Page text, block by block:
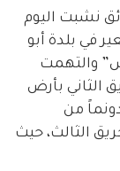
نشبت اليوم
في بلدة أبو
والتهمت
الثاني بأرض
بموقع “الجبلة” وحرقت النيران 30 دونماً من
الثالث، حيث